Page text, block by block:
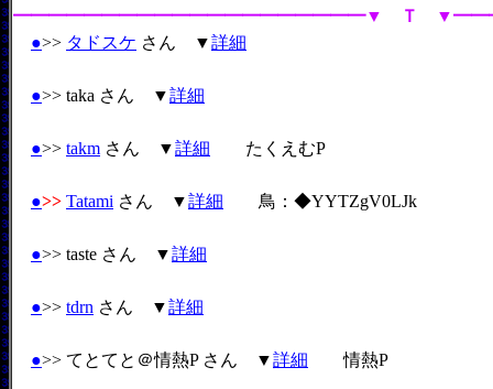
━━━━━━━━━━━━━━━━━━━━▼ Ｔ
●>> タドスケ さん ▼詳細
●>> taka さん ▼詳細
●>> takm さん ▼詳細 たくえむP
●>> Tatami さん ▼詳細 鳥： ◆YYTZgV0LJk
●>> taste さん ▼詳細
●>> tdrn さん ▼詳細
●>> てとてと＠情熱P さん ▼詳細 情熱P